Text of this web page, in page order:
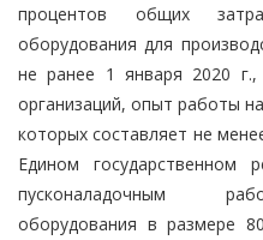
процентов общих
оборудования для
не ранее 1 января 2020 г.,
организаций, опыт работы
которых составляет не
Едином государственном
пусконаладочным
оборудования в размере